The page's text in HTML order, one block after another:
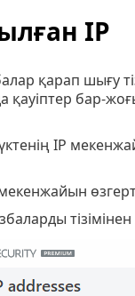
IP
қарап шығу
қауіптер бар-
IP